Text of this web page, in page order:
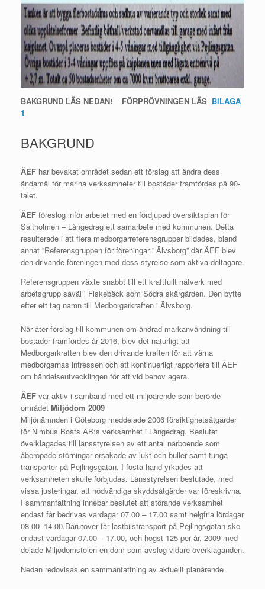
BAKGRUND LÄS NEDAN! FÖRPRÖVNINGEN LÄS BILAGA
1
BAKGRUND
ÄEF har bevakat området sedan ett förslag att ändra dess
ändamål för marina verksamheter till bostäder framfördes på 90-
talet.
ÄEF föreslog inför arbetet med en fördjupad översiktsplan för
Saltholmen – Långedrag ett samarbete med kommunen. Detta
resulterade i att flera medborgarreferensgrupper bildades, bland
annat ”Referensgruppen för föreningar i Älvsborg” där ÄEF blev
den drivande föreningen med dess styrelse som aktiva deltagare.
Referensgruppen växte snabbt till ett kraftfullt nätverk med
arbetsgrupp såväl i Fiskebäck som Södra skärgården. Den bytte
efter ett tag namn till Medborgarkraften i Älvsborg.
När åter förslag till kommunen om ändrad markanvändning till
bostäder framfördes år 2016, blev det naturligt att
Medborgarkraften blev den drivande kraften för att värna
medborgarnas intressen och att kontinuerligt rapportera till ÄEF
om händelseutvecklingen för att vid behov agera.
ÄEF var aktiv i samband med ett miljöärende som berörde
området Miljödom 2009
Miljönämnden i Göteborg meddelade 2006 försiktighetsåtgärder
för Nimbus Boats AB:s verksamhet i Långedrag. Beslutet
överklagades till länsstyrelsen av ett antal närboende som
åberopade störningar orsakade av lukt och buller samt tunga
transporter på Pejlingsgatan. I fösta hand yrkades att
verksamheten skulle förbjudas. Länsstyrelsen beslutade, med
vissa justeringar, att nödvändiga skyddsåtgärder var föreskrivna.
I sammanfattning innebar beslutet att störande verksamhet
endast får bedrivas vardagar 07.00 – 17.00 samt helgfria lördagar
08.00–14.00.Därutöver får lastbilstransport på Pejlingsgatan ske
endast vardagar 07.00 – 17.00, och högst 125 per år. 2009 med-
delade Miljödomstolen en dom som avslog vidare överklaganden.
Nedan redovisas en sammanfattning av aktuellt planärende